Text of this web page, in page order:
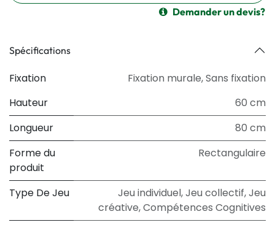
Demander un devis?
Spécifications
Fixation Fixation murale,Sans fixation
Hauteur
60 cm
Longueur
80 cm
Forme du
produit
Rectangulaire
Type De Jeu Jeu individuel,Jeu collectif,Jeu
créative,Compétences Cognitives